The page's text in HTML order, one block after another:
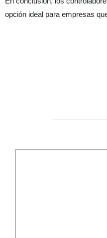
opción ideal para empresas